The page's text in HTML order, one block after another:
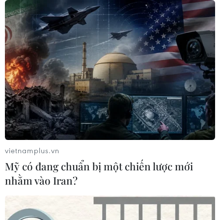
Incheon-TP Hồ Chí Minh
07/08/2026 04:28
Khẩn trương phân luồng giao thông
sau vụ sạt lở trên tuyến ĐT161 ở Lào
Cai
07/08/2026 02:37
Nhanh chóng hoàn thiện dự
án kết nối vùng, sân bay Long Thành
Sẽ thi công đồng loạt Dự án cao tốc
Vinh-Thanh Thủy trong tháng 9
vietnamplus.vn
Mỹ có đang chuẩn bị một chiến lược mới
nhằm vào Iran?